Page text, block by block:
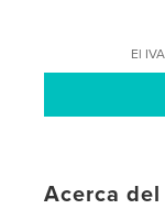
El
Acerca